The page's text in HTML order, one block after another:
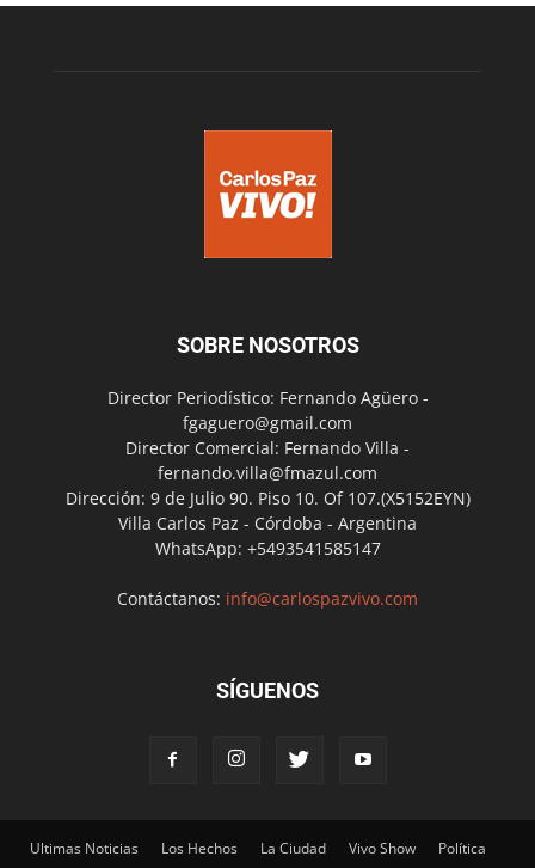
SOBRE NOSOTROS
Director Periodístico: Fernando Agüero -
fgaguero@gmail.com
Director Comercial: Fernando Villa -
fernando.villa@fmazul.com
Dirección: 9 de Julio 90. Piso 10. Of 107.(X5152EYN)
Villa Carlos Paz - Córdoba - Argentina
WhatsApp: +5493541585147
Contáctanos: info@carlospazvivo.com
SÍGUENOS
Ultimas Noticias Los Hechos La Ciudad Vivo Show
Política